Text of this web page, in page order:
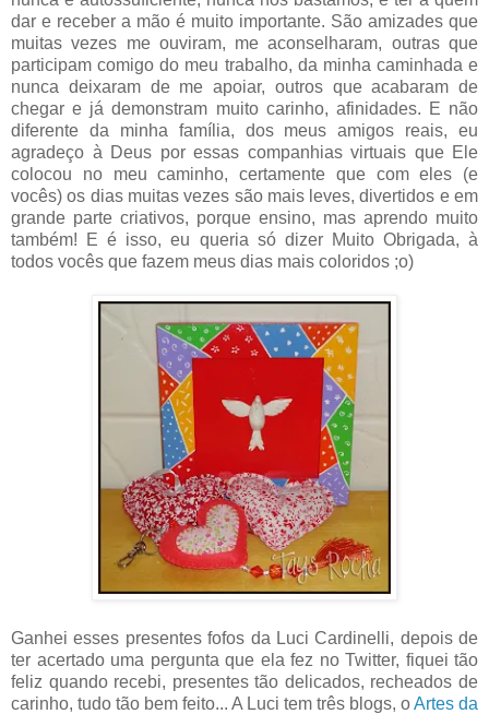
dar e receber a mão é muito importante. São amizades que
muitas vezes me ouviram, me aconselharam, outras que
participam comigo do meu trabalho, da minha caminhada e
nunca deixaram de me apoiar, outros que acabaram de
chegar e já demonstram muito carinho, afinidades. E não
diferente da minha família, dos meus amigos reais, eu
agradeço à Deus por essas companhias virtuais que Ele
colocou no meu caminho, certamente que com eles (e
vocês) os dias muitas vezes são mais leves, divertidos e em
grande parte criativos, porque ensino, mas aprendo muito
também! E é isso, eu queria só dizer Muito Obrigada, à
todos vocês que fazem meus dias mais coloridos ;o)
Ganhei esses presentes fofos da Luci Cardinelli, depois de
ter acertado uma pergunta que ela fez no Twitter, fiquei tão
feliz quando recebi, presentes tão delicados, recheados de
carinho, tudo tão bem feito... A Luci tem três blogs, oArtes da